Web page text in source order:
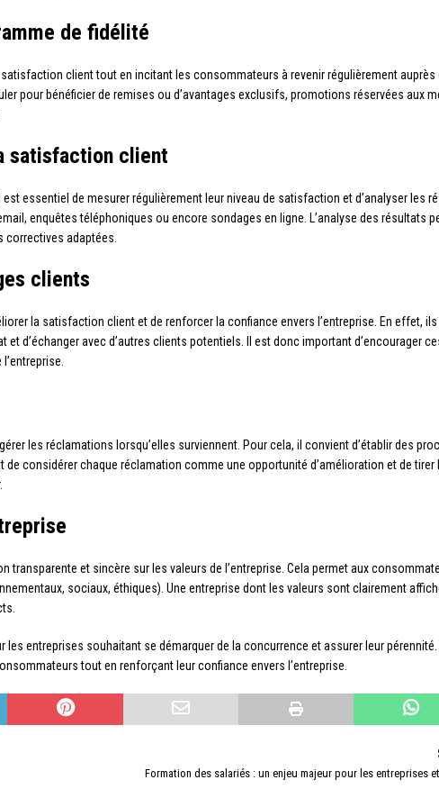
de fidélité
client tout en incitant les consommateurs à revenir régulièrement auprès
pour bénéficier de remises ou d’avantages exclusifs, promotions réservées aux
satisfaction client
essentiel de mesurer régulièrement leur niveau de satisfaction et d’analyser les
enquêtes téléphoniques ou encore sondages en ligne. L’analyse des résultats
correctives adaptées.
clients
la satisfaction client et de renforcer la confiance envers l’entreprise. En effet,
d’échanger avec d’autres clients potentiels. Il est donc important d’encourager
les réclamations lorsqu’elles surviennent. Pour cela, il convient d’établir des
considérer chaque réclamation comme une opportunité d’amélioration et de tirer
et sincère sur les valeurs de l’entreprise. Cela permet aux
sociaux, éthiques). Une entreprise dont les valeurs sont clairement
entreprises souhaitant se démarquer de la concurrence et assurer leur
tout en renforçant leur confiance envers l’entreprise.
Formation des salariés : un enjeu majeur pour les entreprises